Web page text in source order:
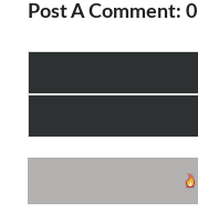
Post A Comment: 0